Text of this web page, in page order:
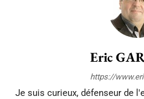
Eric
https://
Je suis curieux, défenseur de